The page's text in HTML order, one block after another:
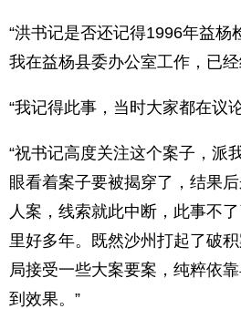
“洪书记是否还记得1996年益杨
我在益杨县委办公室工作，已
“我记得此事，当时大家都在议
“祝书记高度关注这个案子，派
眼看着案子要被揭穿了，结果
人案，线索就此中断，此事不
里好多年。既然沙州打起了破
局接受一些大案要案，纯粹依
到效果。”